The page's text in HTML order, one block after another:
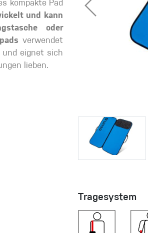
Kletterhose
kompakte Pad
und kann
oder
verwendet
eignet sich
lieben.
Tragesystem